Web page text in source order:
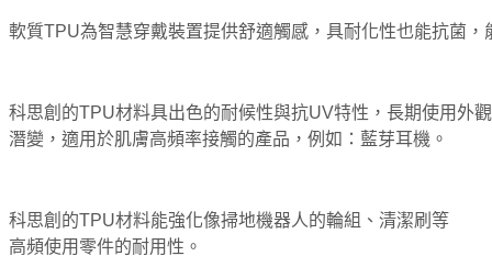
軟質TPU為智慧穿戴裝置提供舒適觸感，具耐化性也能抗菌，
科思創的TPU材料具出色的耐候性與抗UV特性，長期使用外
潛變，適用於肌膚高頻率接觸的產品，例如：藍芽耳機。
科思創的TPU材料能強化像掃地機器人的輪組、清潔刷等
高頻使用零件的耐用性。